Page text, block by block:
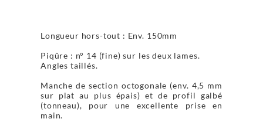
Longueur hors-tout : Env. 150mm
Piqûre : n° 14 (fine) sur les deux lames.
Angles taillés.
Manche de section octogonale (env. 4,5 mm
sur plat au plus épais) et de profil galbé
(tonneau), pour une excellente prise en
main.